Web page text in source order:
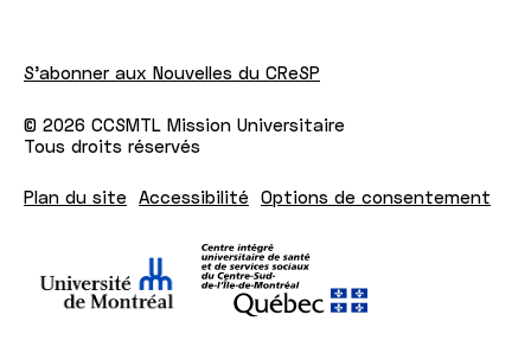
© 2026 CCSMTL Mission Universitaire
Tous droits réservés
Plan du site Accessibilité Options de consentement
S'abonner aux Nouvelles du CReSP